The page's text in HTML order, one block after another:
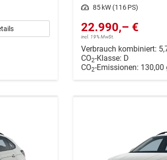
Leistung 85 kW (116 PS)
22.990,– €
incl. 19% MwSt.
Verbrauch kombiniert:
CO2-Klasse: D
CO2-Emissionen: 130,00